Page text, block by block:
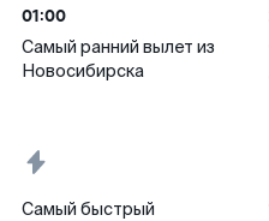
01:00
Самый ранний вылет из
Новосибирска
Самый быстрый